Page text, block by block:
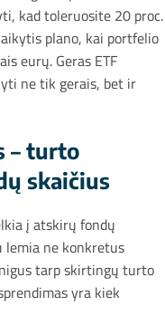
kad toleruosite 20 proc.
plano, kai portfelio
eurų. Geras ETF
ne tik gerais, bet ir
– turto
skaičius
į atskirų fondų
lemia ne konkretus
tarp skirtingų turto
yra kiek